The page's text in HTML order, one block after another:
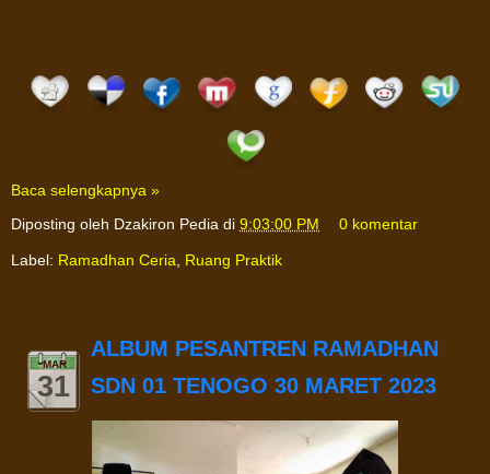
Baca selengkapnya »
Diposting oleh Dzakiron Pedia di 9:03:00 PM 0 komentar
Label: Ramadhan Ceria Ruang Praktik
MAR
31
ALBUM PESANTREN RAMADHAN
SDN 01 TENOGO 30 MARET 2023